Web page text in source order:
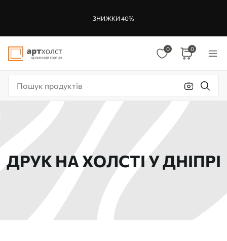
ЗНИЖКИ 40%
0 0
ДРУК НА ХОЛСТІ У ДНІПРІ